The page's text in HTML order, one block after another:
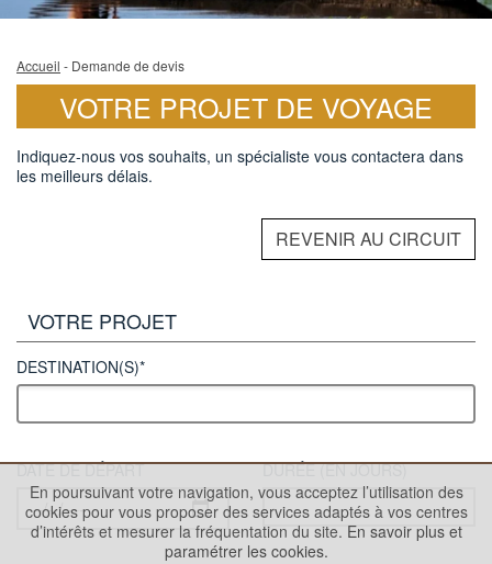
Accueil - Demande de devis
VOTRE PROJET DE VOYAGE
Indiquez-nous vos souhaits, un spécialiste vous contactera dans
les meilleurs délais.
REVENIR AU CIRCUIT
VOTRE PROJET
DESTINATION(S)*
DATE DE DÉPART
DURÉE (EN JOURS)
En poursuivant votre navigation, vous acceptez l’utilisation des
cookies pour vous proposer des services adaptés à vos centres
d’intérêts et mesurer la fréquentation du site. En savoir plus et
paramétrer les cookies.